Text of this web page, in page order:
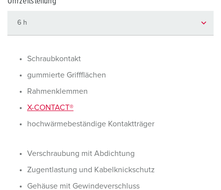
Schraubkontakt
gummierte Griffflächen
Rahmenklemmen
X-CONTACT®
hochwärmebeständige Kontaktträger
Verschraubung mit Abdichtung
Zugentlastung und Kabelknickschutz
Gehäuse mit Gewindeverschluss